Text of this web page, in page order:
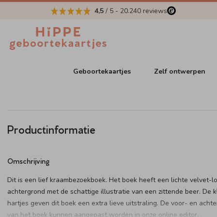
4,5 / 5 - 20.240 reviews
Geboortekaartjes Zelf ontwerpen
Productinformatie
Omschrijving
Dit is een lief kraambezoekboek. Het boek heeft een lichte velvet-
achtergrond met de schattige illustratie van een zittende beer. De
hartjes geven dit boek een extra lieve uitstraling. De voor- en
van het boek kunnen aangepast worden in onze online editor.